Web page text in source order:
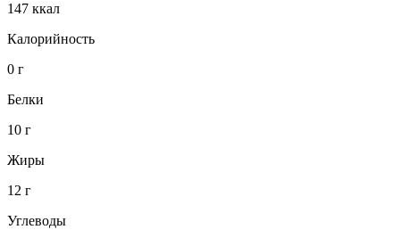
147 ккал
Калорийность
0 г
Белки
10 г
Жиры
12 г
Углеводы